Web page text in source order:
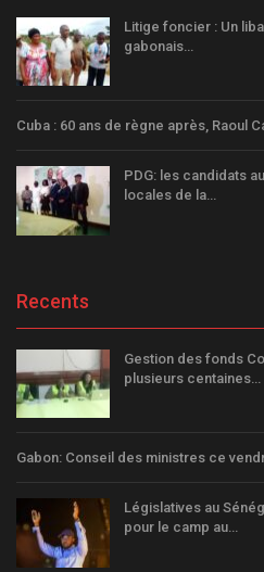
Litige foncier : Un
gabonais…
Cuba : 60 ans de règne après, Raoul
PDG: les candidats
locales de la…
Recents
Gestion des fonds
plusieurs centaines…
Gabon: Conseil des ministres ce
Législatives au
pour le camp au…